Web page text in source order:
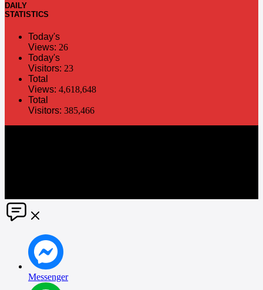
DAILY
STATISTICS
Today's
Views: 26
Today's
Visitors: 23
Total
Views: 4,618,648
Total
Visitors: 385,466
Messenger